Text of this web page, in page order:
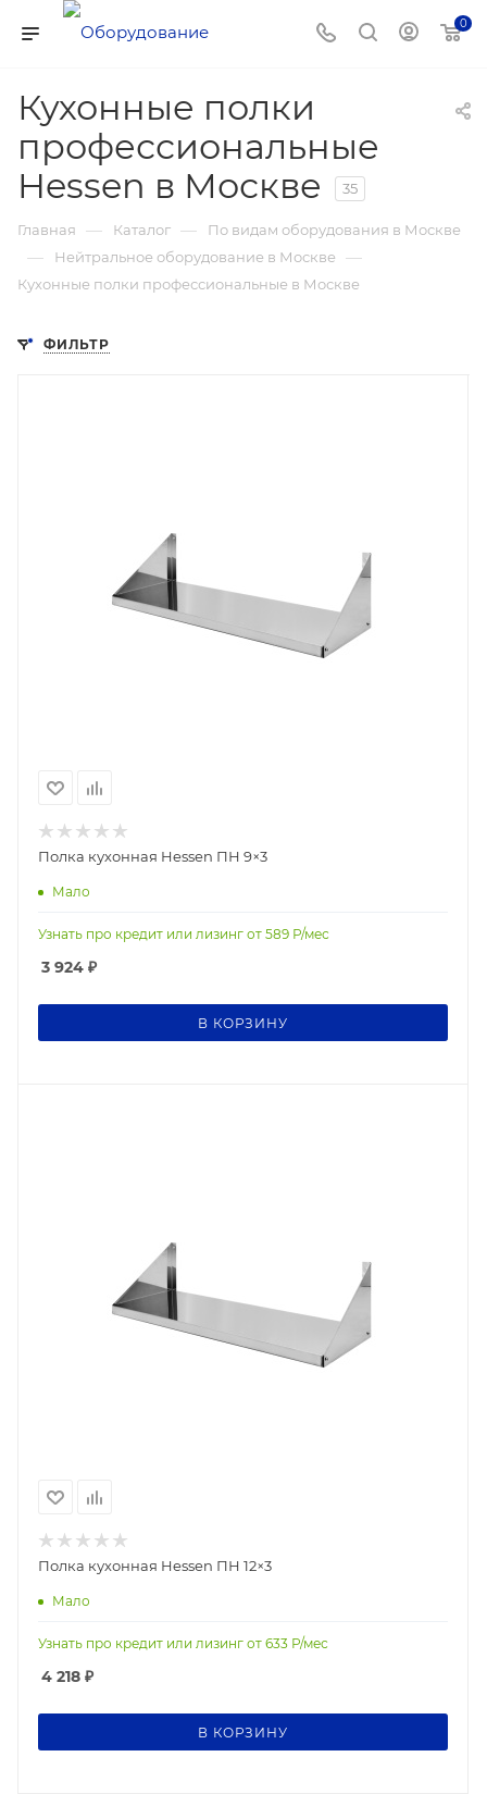
0
Кухонные полки
профессиональные
Hessen в Москве
35
Главная — Каталог — По видам оборудования в Москве
— Нейтральное оборудование в Москве —
Кухонные полки профессиональные в Москве
ФИЛЬТР
Полка кухонная Hessen ПН 9×3
Мало
Узнать про кредит или лизинг от 589 Р/мес
3 924 ₽
В КОРЗИНУ
Полка кухонная Hessen ПН 12×3
Мало
Узнать про кредит или лизинг от 633 Р/мес
4 218 ₽
В КОРЗИНУ